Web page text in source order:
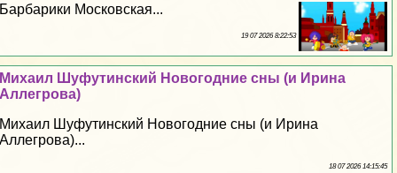
Барбарики Московская...
19 07 2026 8:22:53
Михаил Шуфутинский Новогодние сны (и Ирина
Аллегрова)
Михаил Шуфутинский Новогодние сны (и Ирина
Аллегрова)...
18 07 2026 14:15:45